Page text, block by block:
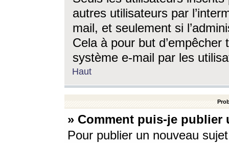
autres utilisateurs par
mail, et seulement si
Cela à pour but
système e-mail par les
Haut
» Comment puis-je
Pour publier un nouveau